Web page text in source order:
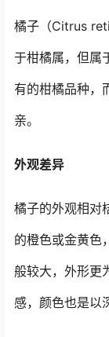
橘子（Citrus
于柑橘属，但属
有的柑橘品种，
亲。
外观差异
橘子的外观相对
的橙色或金黄色
般较大，外形更
感，颜色也是以